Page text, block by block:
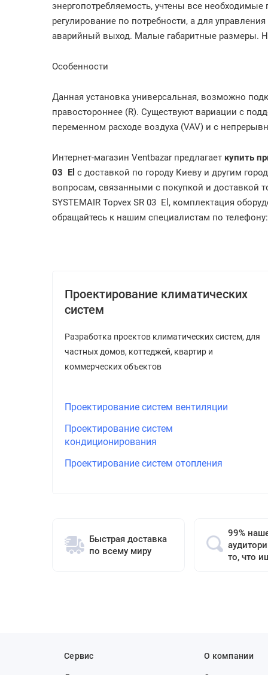
энергопотребляемость, учтены все
регулирование по потребности, а для
аварийный выход. Малые габаритные размеры.
Особенности
Данная установка универсальная, возможно
правостороннее (R). Существуют вариации с
переменном расходе воздуха (VAV) и c
Интернет-магазин Ventbazar предлагает купить
03 El с доставкой по городу Киеву и другим
вопросам, связанными с покупкой и доставкой
SYSTEMAIR Topvex SR 03 El , комплектация
обращайтесь к нашим специалистам по телефону:
Проектирование климатических
систем
Разработка проектов климатических систем, для
частных домов, коттеджей, квартир и
коммерческих объектов
Проектирование систем вентиляции
Проектирование систем
кондиционирования
Проектирование систем отопления
Быстрая доставка
по всему миру
99%
то, что
Сервис О компании